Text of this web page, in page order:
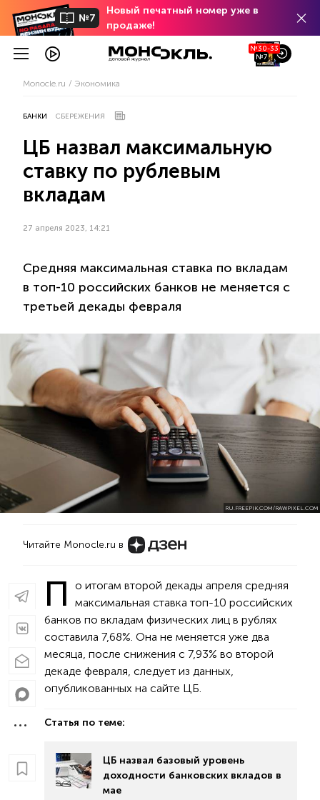
№7
Новый печатный номер уже в
продаже!
№30-33
№7
Monocle.ru Экономика
БАНКИ СБЕРЕЖЕНИЯ
ЦБ назвал максимальную
ставку по рублевым
вкладам
27 апреля 2023, 14:21
Средняя максимальная ставка по вкладам
в топ-10 российских банков не меняется с
третьей декады февраля
RU.FREEPIK.COM/RAWPIXEL.COM
Читайте Monocle.ru в
П
о итогам второй декады апреля средняя
максимальная ставка топ-10 российских
банков по вкладам физических лиц в рублях
составила 7,68%. Она не меняется уже два
месяца, после снижения с 7,93% во второй
декаде февраля, следует из данных,
опубликованных на сайте ЦБ.
Статья по теме:
ЦБ назвал базовый уровень
доходности банковских вкладов в
мае